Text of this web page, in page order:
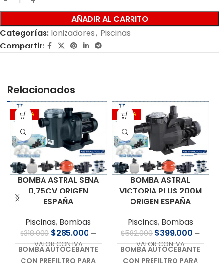
AÑADIR AL CARRITO
Categorías: Ionizadores, Piscinas
Compartir:
Relacionados
OFERTA
BOMBA ASTRAL SENA
0,75CV ORIGEN
ESPAÑA
Piscinas, Bombas
$318.000 $285.000 —
VALOR CON IVA
BOMBA AUTOCEBANTE
CON PREFILTRO PARA
OFERTA
BOMBA ASTRAL
VICTORIA PLUS 200M
ORIGEN ESPAÑA
Piscinas, Bombas
$582.000 $399.000 —
VALOR CON IVA
BOMBA AUTOCEBANTE
CON PREFILTRO PARA